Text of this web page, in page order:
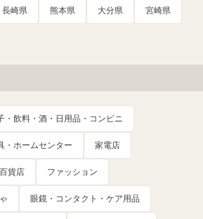
長崎県 熊本県 大分県 宮崎県
・飲料・酒・日用品・コンビニ
・ホームセンター 家電店
貨店 ファッション
眼鏡・コンタクト・ケア用品